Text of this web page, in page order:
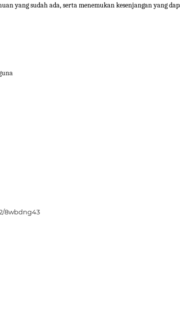
yang sudah ada, serta menemukan kesenjangan yang
8wbdng43